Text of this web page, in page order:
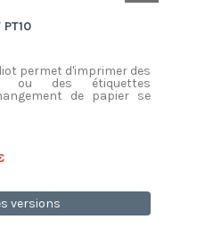
PT10
permet d'imprimer des
ou des étiquettes
de papier se
versions